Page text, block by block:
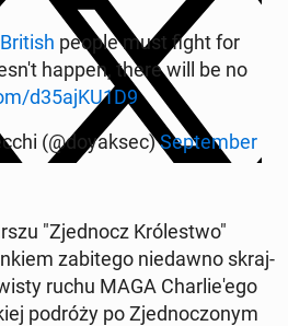
people must fight for
happen, there will be no
d35ajKU1D9
(@doy­ak­sec)Sep­tem­ber
"Zjed­nocz Kró­le­stwo"
za­bi­te­go nie­daw­no skraj­
ruchu MAGA Char­lie­'e­go
podróży po Zjed­no­czo­nym